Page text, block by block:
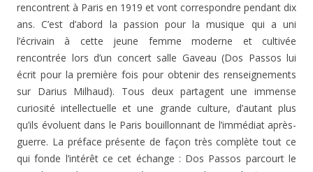
rencontrent à Paris en 1919 et vont correspondre pendant dix
ans. C’est d’abord la passion pour la musique qui a uni
l’écrivain à cette jeune femme moderne et cultivée
rencontrée lors d’un concert salle Gaveau (Dos Passos lui
écrit pour la première fois pour obtenir des renseignements
sur Darius Milhaud). Tous deux partagent une immense
curiosité intellectuelle et une grande culture, d’autant plus
qu’ils évoluent dans le Paris bouillonnant de l’immédiat après-
guerre. La préface présente de façon très complète tout ce
qui fonde l’intérêt ce cet échange : Dos Passos parcourt le